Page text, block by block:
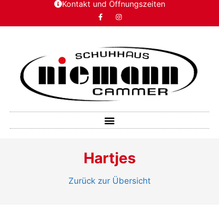
Kontakt und Öffnungszeiten
Hartjes
Zurück zur Übersicht